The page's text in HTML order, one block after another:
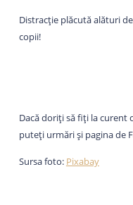
Distracție plăcută alături
copii!
Dacă doriți să fiți la curent
puteți urmări și pagina de
Sursa foto: Pixabay